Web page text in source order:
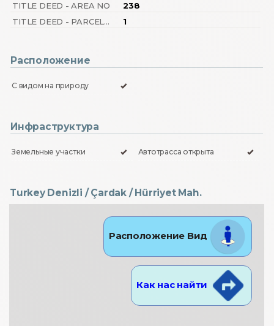
TITLE DEED - AREA NO
238
TITLE DEED - PARCEL NO
1
Расположение
С видом на природу
Инфраструктура
Земельные участки Автотрасса открыта
Turkey Denizli / Çardak/ Hürriyet Mah.
Расположение Вид
Как нас найти